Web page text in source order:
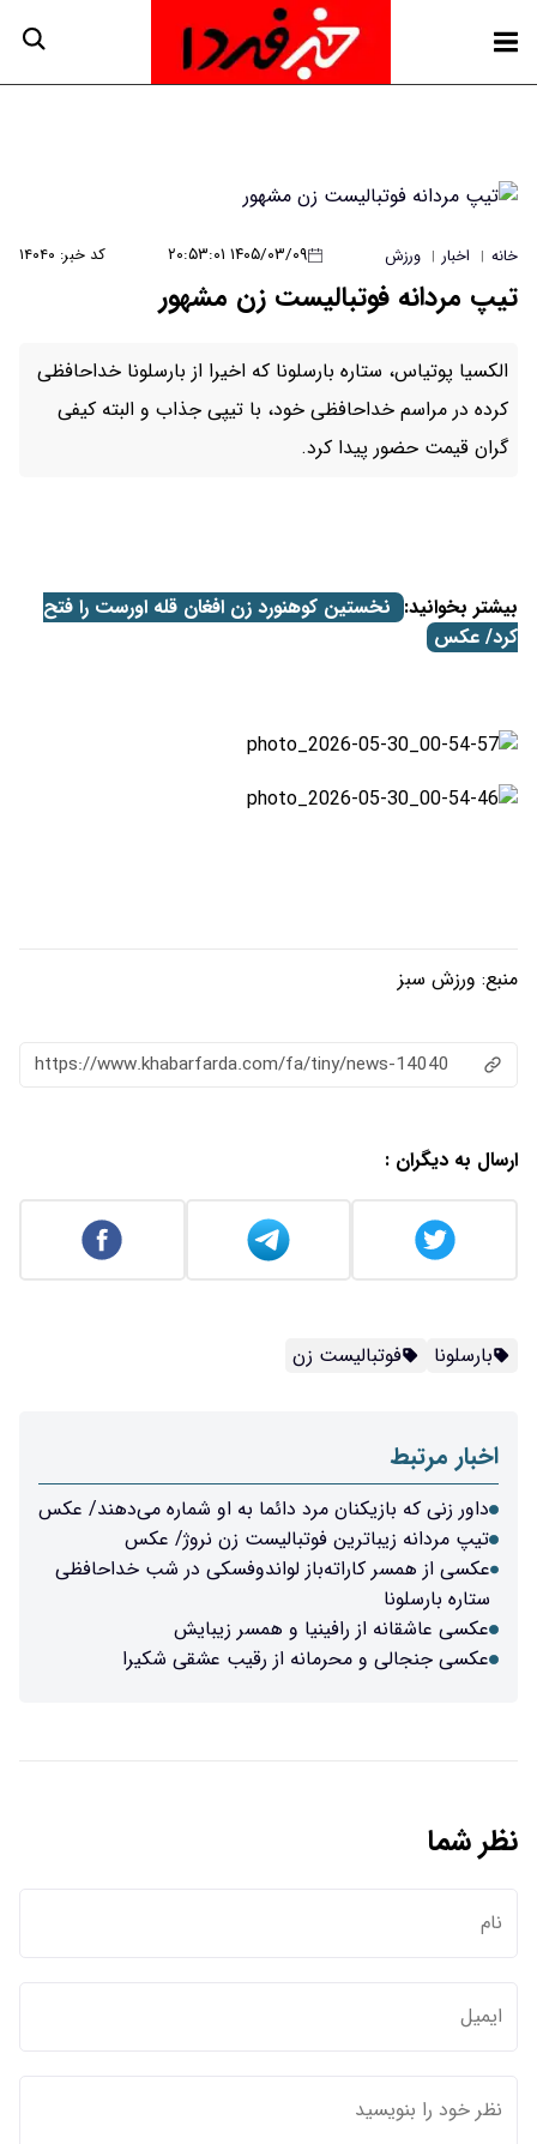
خانه | اخبار | ورزش ۱۴۰۵/۰۳/۰۹ ۲۰:۵۳:۰۱ کد خبر: ۱۴۰۴۰
تیپ مردانه فوتبالیست زن مشهور
الکسیا پوتیاس، ستاره بارسلونا که اخیرا از بارسلونا خداحافظی
کرده در مراسم خداحافظی خود، با تیپی جذاب و البته کیفی
گران قیمت حضور پیدا کرد.
بیشتر بخوانید: نخستین کوهنورد زن افغان قله اورست را فتح
کرد/ عکس
منبع: ورزش سبز
https://www.khabarfarda.com/fa/tiny/news-14040
ارسال به دیگران :
بارسلونا فوتبالیست زن
اخبار مرتبط
داور زنی که بازیکنان مرد دائما به او شماره می‌دهند/ عکس
تیپ مردانه زیباترین فوتبالیست زن نروژ/ عکس
عکسی از همسر کاراته‌باز لواندوفسکی در شب خداحافظی
ستاره بارسلونا
عکسی عاشقانه از رافینیا و همسر زیبایش
عکسی جنجالی و محرمانه از رقیب عشقی شکیرا
نظر شما